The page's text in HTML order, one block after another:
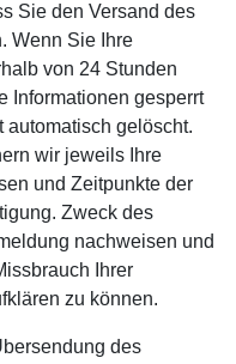
Sie den Versand des
Wenn Sie Ihre
von 24 Stunden
Informationen gesperrt
automatisch gelöscht.
wir jeweils Ihre
und Zeitpunkte der
Zweck des
nachweisen und
Ihrer
zu können.
des